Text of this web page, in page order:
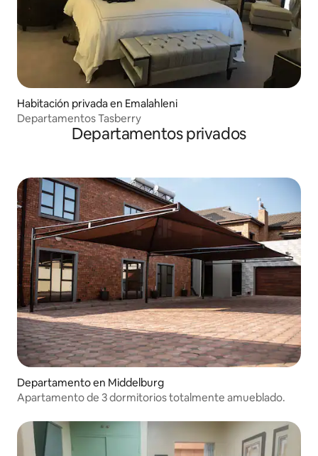
Habitación privada en Emalahleni
Departamentos Tasberry
Departamentos privados
Departamento en Middelburg
Apartamento de 3 dormitorios totalmente amueblado.